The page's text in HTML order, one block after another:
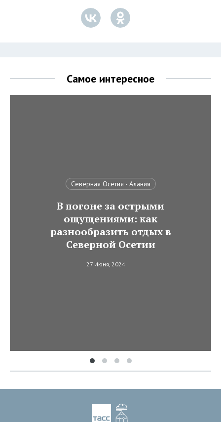
Самое интересное
Северная Осетия - Алания
В погоне за острыми
ощущениями: как
разнообразить отдых в
Северной Осетии
27 Июня, 2024